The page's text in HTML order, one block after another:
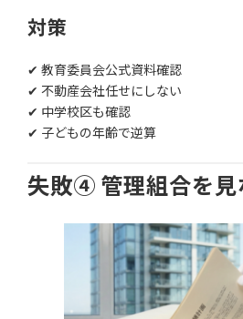
対策
✔ 教育委員会公式資料確認
✔ 不動産会社任せにしない
✔ 中学校区も確認
✔ 子どもの年齢で逆算
失敗④ 管理組合を見